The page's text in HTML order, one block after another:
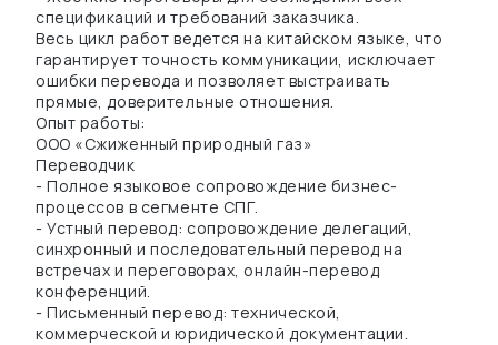
спецификаций и требований заказчика.
Весь цикл работ ведется на китайском языке, что
гарантирует точность коммуникации, исключает
ошибки перевода и позволяет выстраивать
прямые, доверительные отношения.
Опыт работы:
ООО «Сжиженный природный газ»
Переводчик
- Полное языковое сопровождение бизнес-
процессов в сегменте СПГ.
- Устный перевод: сопровождение делегаций,
синхронный и последовательный перевод на
встречах и переговорах, онлайн-перевод
конференций.
- Письменный перевод: технической,
коммерческой и юридической документации.